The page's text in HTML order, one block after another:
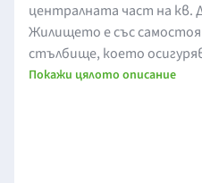
централната част на кв.
Жилището е със
стълбище, което
Покажи цялото описание